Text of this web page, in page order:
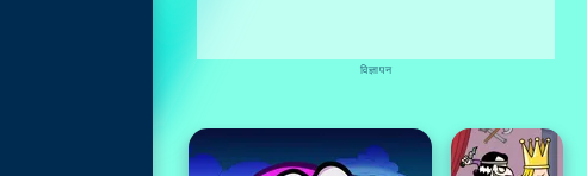
विज्ञापन